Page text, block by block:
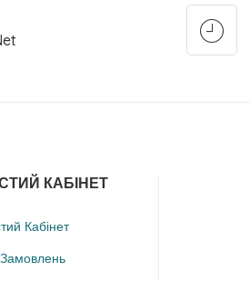
КАБІНЕТ
Кабінет
Замовлень